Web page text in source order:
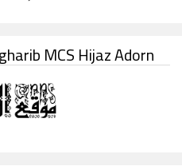
MCS Hijaz Adorn